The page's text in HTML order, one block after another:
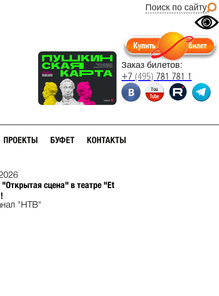
Поиск по сайту
Заказ билетов:
+7 (495) 781 781 1
ПРОЕКТЫ БУФЕТ КОНТАКТЫ
"Открытая сцена" в театре "Et
"НТВ"